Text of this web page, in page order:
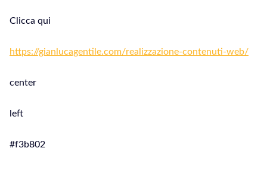
Clicca qui
https://gianlucagentile.com/realizzazione-contenuti-web/
center
left
#f3b802